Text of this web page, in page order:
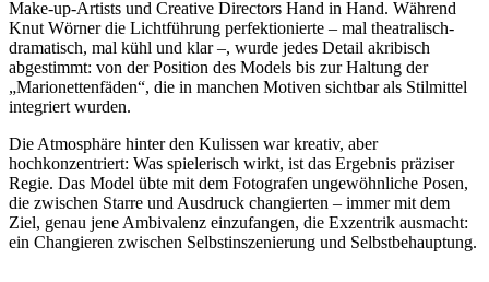
Make-up-Artists und Creative Directors Hand in Hand. Während
Knut Wörner die Lichtführung perfektionierte – mal theatralisch-
dramatisch, mal kühl und klar –, wurde jedes Detail akribisch
abgestimmt: von der Position des Models bis zur Haltung der
„Marionettenfäden“, die in manchen Motiven sichtbar als Stilmittel
integriert wurden.
Die Atmosphäre hinter den Kulissen war kreativ, aber
hochkonzentriert: Was spielerisch wirkt, ist das Ergebnis präziser
Regie. Das Model übte mit dem Fotografen ungewöhnliche Posen,
die zwischen Starre und Ausdruck changierten – immer mit dem
Ziel, genau jene Ambivalenz einzufangen, die Exzentrik ausmacht:
ein Changieren zwischen Selbstinszenierung und Selbstbehauptung.